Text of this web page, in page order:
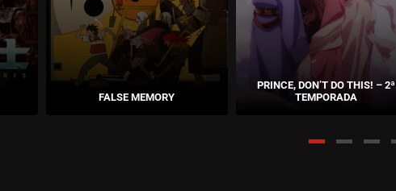
FALSE MEMORY
PRINCE, DON’T DO THIS! – 2ª
TEMPORADA